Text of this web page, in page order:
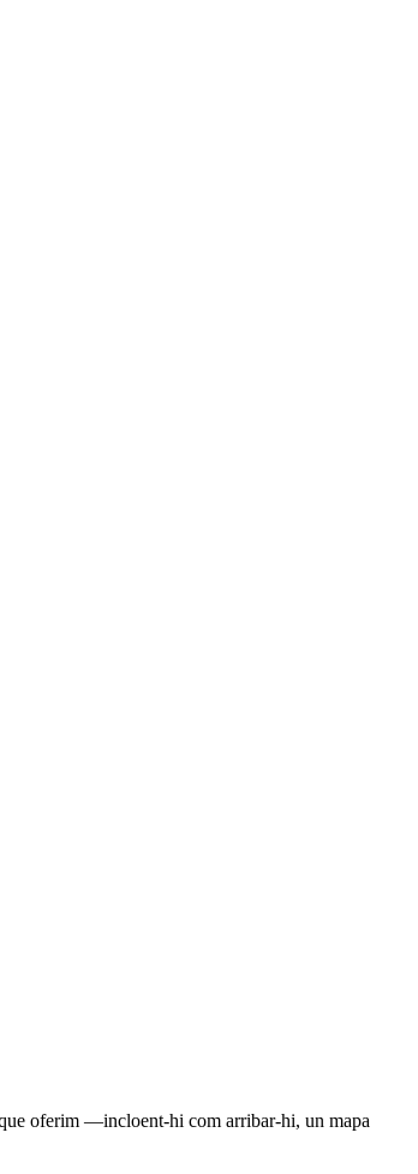
oferim —incloent-hi com arribar-hi, un mapa